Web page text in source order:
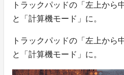
トラックパッドの「左上から
と「計算機モード」に。
トラックパッドの「左上から
と「計算機モード」に。